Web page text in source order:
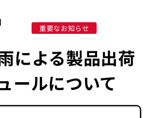
重要なお知らせ
による製品出荷
ールについて